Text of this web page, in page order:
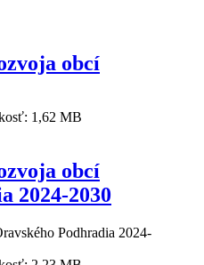
obcí
1,62 MB
obcí
2024-2030
Podhradia 2024-